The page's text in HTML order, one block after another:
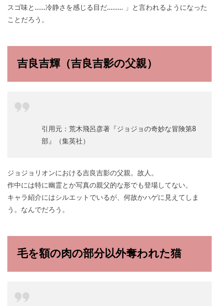
スゴ味と……冷静さを感じる目だ……… 」と言われるようになった
ことだろう。
吉良吉輝（吉良吉影の父親）
引用元：荒木飛呂彦著『ジョジョの奇妙な冒険第8
部』（集英社）
ジョジョリオンにおける吉良吉影の父親。故人。
作中には特に幽霊とか写真の親父的な形でも登場してない。
キャラ紹介にはシルエットでいるが、何故かハゲに見えてしま
う。なんでだろう。
毛を額の肉の部分以外奪われた猫